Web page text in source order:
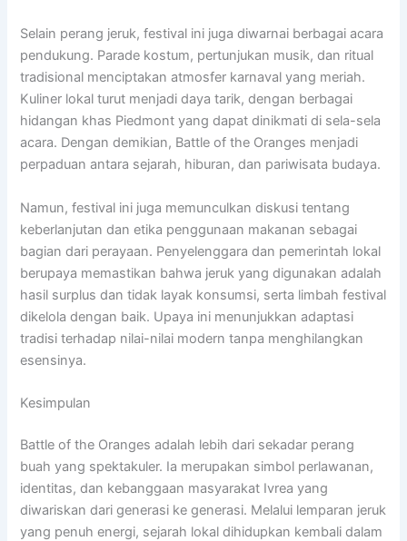
Selain perang jeruk, festival ini juga diwarnai berbagai acara
pendukung. Parade kostum, pertunjukan musik, dan ritual
tradisional menciptakan atmosfer karnaval yang meriah.
Kuliner lokal turut menjadi daya tarik, dengan berbagai
hidangan khas Piedmont yang dapat dinikmati di sela-sela
acara. Dengan demikian, Battle of the Oranges menjadi
perpaduan antara sejarah, hiburan, dan pariwisata budaya.
Namun, festival ini juga memunculkan diskusi tentang
keberlanjutan dan etika penggunaan makanan sebagai
bagian dari perayaan. Penyelenggara dan pemerintah lokal
berupaya memastikan bahwa jeruk yang digunakan adalah
hasil surplus dan tidak layak konsumsi, serta limbah festival
dikelola dengan baik. Upaya ini menunjukkan adaptasi
tradisi terhadap nilai-nilai modern tanpa menghilangkan
esensinya.
Kesimpulan
Battle of the Oranges adalah lebih dari sekadar perang
buah yang spektakuler. Ia merupakan simbol perlawanan,
identitas, dan kebanggaan masyarakat Ivrea yang
diwariskan dari generasi ke generasi. Melalui lemparan jeruk
yang penuh energi, sejarah lokal dihidupkan kembali dalam